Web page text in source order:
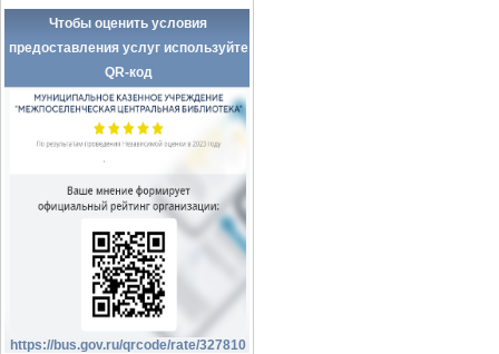
Чтобы оценить условия
предоставления услуг используйте
QR-код
https://bus.gov.ru/qrcode/rate/327810